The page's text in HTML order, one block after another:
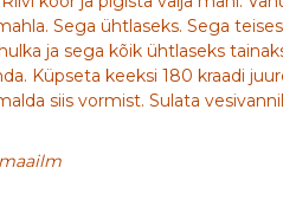
Sega ühtlaseks. Sega
ja sega kõik ühtlaseks
Küpseta keeksi 180 kraadi
siis vormist. Sulata